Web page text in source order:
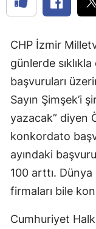
CHP İzmir
günlerde
başvuruları
Sayın Şimşek’i
yazacak” diyen
konkordato
ayındaki
100 arttı.
firmaları bile
Cumhuriyet